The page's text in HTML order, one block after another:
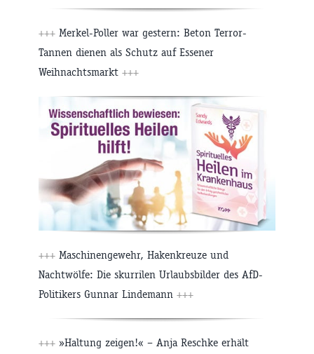
+++ Merkel-Poller war gestern: Beton Terror-
Tannen dienen als Schutz auf Essener
Weihnachtsmarkt +++
+++ Maschinengewehr, Hakenkreuze und
Nachtwölfe: Die skurrilen Urlaubsbilder des AfD-
Politikers Gunnar Lindemann +++
+++ »Haltung zeigen!« – Anja Reschke erhält